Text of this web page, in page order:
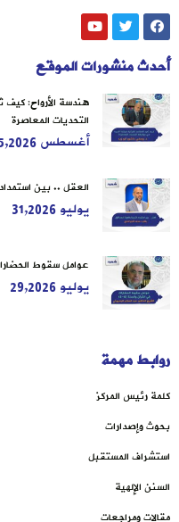
أحدث منشورات الموقع
هندسة الأرواح: كيف
التحديات المعاصرة
أغسطس 05,2026
العقل .. بين استمداد
يوليو 31,2026
عوامل سقوط
يوليو 29,2026
روابط مهمة
كلمة رئيس المركز
بحوث وإصدارات
استشراف المستقبل
السنن الإلهية
مقالات ومراجعات